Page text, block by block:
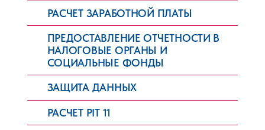
РАСЧЕТ ЗАРАБОТНОЙ ПЛАТЫ
ПРЕДОСТАВЛЕНИЕ ОТЧЕТНОСТИ В
НАЛОГОВЫЕ ОРГАНЫ И
СОЦИАЛЬНЫЕ ФОНДЫ
ЗАЩИТА ДАННЫХ
РАСЧЕТ PIT 11